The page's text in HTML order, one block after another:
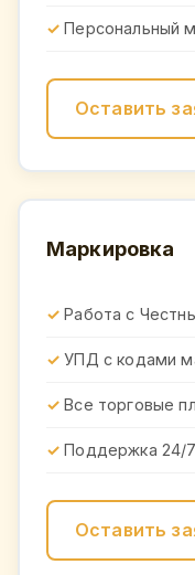
Персональный
Оставить
Маркировка
Работа с
УПД с кодами
Все торговые
Поддержка 24/7
Оставить